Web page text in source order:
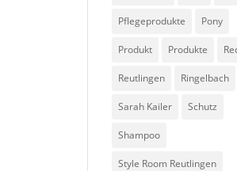
Pflegeprodukte Pony
Produkt Produkte
Reutlingen Ringelbach
Sarah Kailer Schutz
Shampoo
Style Room Reutlingen